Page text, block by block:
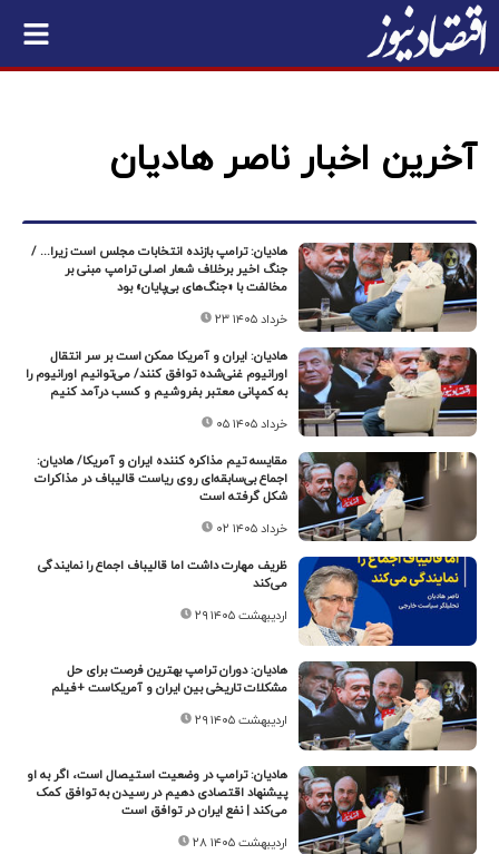
آخرین اخبار ناصر هادیان
هادیان: ترامپ بازنده انتخابات مجلس است زیرا... /
جنگ اخیر برخلاف شعار اصلی ترامپ مبنی بر
مخالفت با «جنگ‌های بی‌پایان» بود
۲۳ خرداد ۱۴۰۵
هادیان: ایران و آمریکا ممکن است بر سر انتقال
اورانیوم غنی‌شده توافق کنند/ می‌توانیم اورانیوم را
به کمپانی معتبر بفروشیم و کسب درآمد کنیم
۰۵ خرداد ۱۴۰۵
مقایسه تیم مذاکره کننده ایران و آمریکا/ هادیان:
اجماع بی‌سابقه‌ای روی ریاست قالیباف در مذاکرات
شکل گرفته است
۰۲ خرداد ۱۴۰۵
ظریف مهارت داشت اما قالیباف اجماع را نمایندگی
می‌کند
۲۹ اردیبهشت ۱۴۰۵
هادیان: دوران ترامپ بهترین فرصت برای حل
مشکلات تاریخی بین ایران و آمریکاست +فیلم
۲۹ اردیبهشت ۱۴۰۵
هادیان: ترامپ در وضعیت استیصال است، اگر به او
پیشنهاد اقتصادی دهیم در رسیدن به توافق کمک
می‌کند | نفع ایران در توافق است
۲۸ اردیبهشت ۱۴۰۵